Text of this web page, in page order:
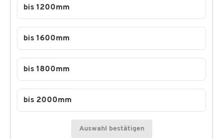
bis 1200mm
bis 1600mm
bis 1800mm
bis 2000mm
Auswahl bestätigen